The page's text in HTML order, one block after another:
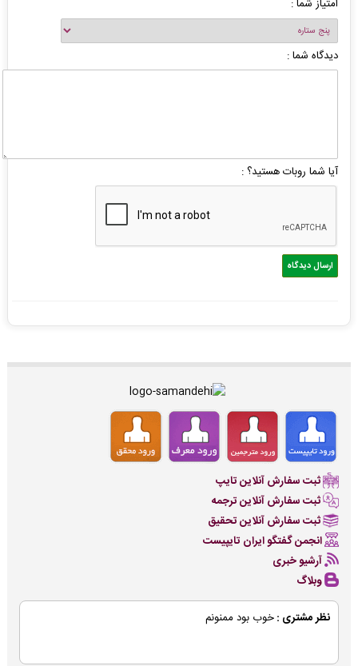
امتیاز شما :
دیدگاه شما :
آیا شما روبات هستید؟ :
ثبت سفارش آنلاین تایپ
ثبت سفارش آنلاین ترجمه
ثبت سفارش آنلاین تحقیق
انجمن گفتگو ایران تایپیست
آرشیو خبری
وبلاگ
نظر مشتری :خوب بود ممنونم